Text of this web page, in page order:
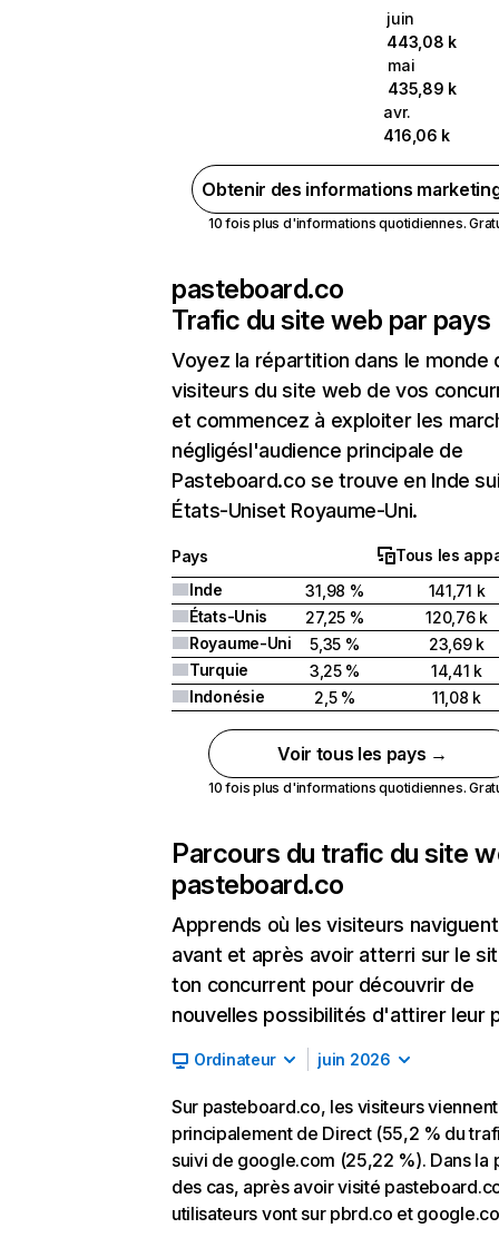
juin
443,08 k
mai
435,89 k
avr.
416,06 k
Obtenir des informations
10 fois plus d'informations quotidiennes.
pasteboard.co
Trafic du site web par pays
Voyez la répartition dans le monde
visiteurs du site web de vos
et commencez à exploiter les
négligésl'audience principale de
Pasteboard.co se trouve en Inde
États-Uniset Royaume-Uni.
Pays
Tous les
Inde
31,98 %
141,71 k
États-Unis
27,25 %
120,76 k
Royaume-Uni
5,35 %
23,69 k
Turquie
3,25 %
14,41 k
Indonésie
2,5 % 11,08 k
Voir tous les pays →
10 fois plus d'informations quotidiennes.
Parcours du trafic du site
pasteboard.co
Apprends où les visiteurs naviguent
avant et après avoir atterri sur le
ton concurrent pour découvrir de
nouvelles possibilités d'attirer leur
Ordinateur juin 2026
Sur pasteboard.co, les visiteurs viennent
principalement de Direct (55,2 % du
suivi de google.com (25,22 %). Dans la
des cas, après avoir visité
utilisateurs vont sur pbrd.co et